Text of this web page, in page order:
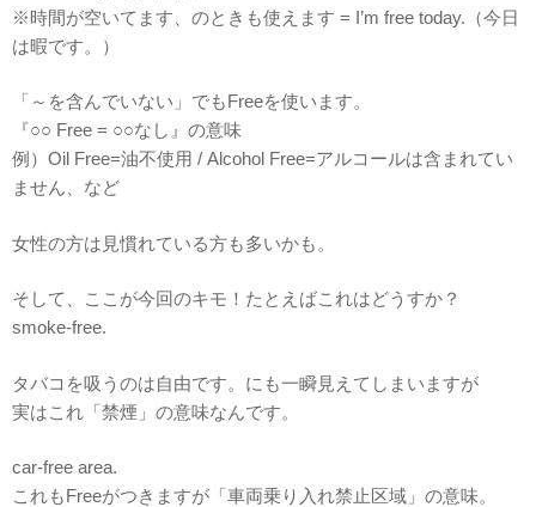
※時間が空いてます、のときも使えます = I’m free today.（今日
は暇です。）
「～を含んでいない」でもFreeを使います。
『○○ Free = ○○なし』の意味
例）Oil Free=油不使用 / Alcohol Free=アルコールは含まれてい
ません、など
女性の方は見慣れている方も多いかも。
そして、ここが今回のキモ！たとえばこれはどうすか？
smoke-free.
タバコを吸うのは自由です。にも一瞬見えてしまいますが
実はこれ「禁煙」の意味なんです。
car-free area.
これもFreeがつきますが「車両乗り入れ禁止区域」の意味。